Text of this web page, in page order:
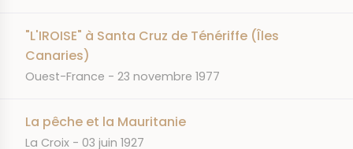
"L'IROISE" à Santa Cruz de Ténériffe (Îles
Canaries)
JOURNAL
Ouest-France DATE
23 novembre 1977
La pêche et la Mauritanie
JOURNAL
La Croix DATE
03 juin 1927